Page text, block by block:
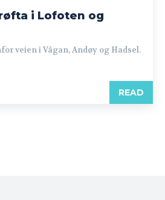
i Lofoten og
veien i Vågan, Andøy og Hadsel.
READ